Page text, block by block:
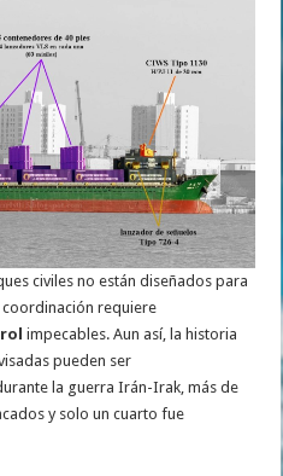
civiles no están diseñados para
coordinación requiere
impecables. Aun así, la historia
pueden ser
la guerra Irán-Irak, más de
y solo un cuarto fue